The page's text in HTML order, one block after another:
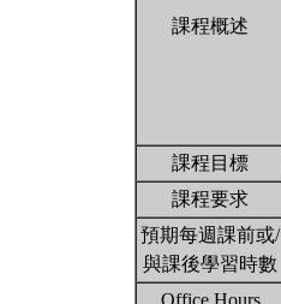
課程概述
課程目標
課程要求
預期每週課前或/
與課後學習時數
Office Hours